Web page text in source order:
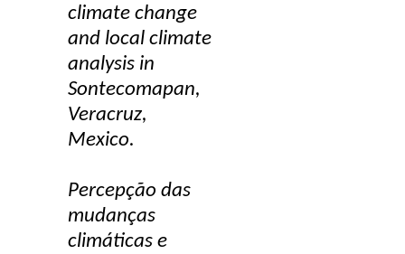
climate change
and local climate
analysis in
Sontecomapan,
Veracruz,
Mexico.
Percepção das
mudanças
climáticas e